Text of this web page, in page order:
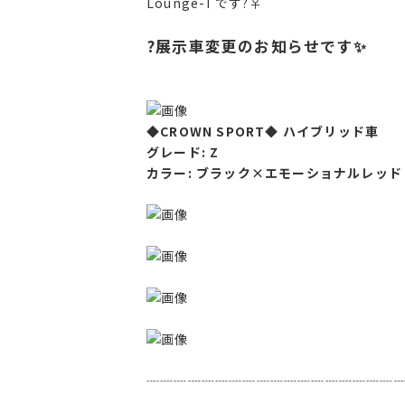
?展示車変更のお知らせです✨
◆CROWN SPORT◆ ハイブリッド車
グレード: Z
カラー: ブラック×エモーショナルレッ